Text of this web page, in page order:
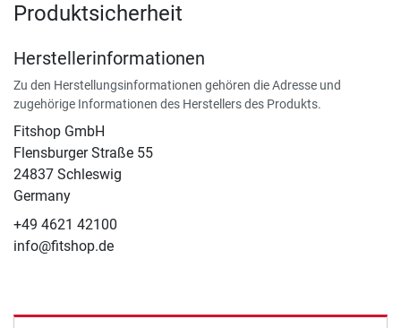
Produktsicherheit
Herstellerinformationen
Zu den Herstellungsinformationen gehören die Adresse und
zugehörige Informationen des Herstellers des Produkts.
Fitshop GmbH
Flensburger Straße 55
24837 Schleswig
Germany
+49 4621 42100
info@fitshop.de